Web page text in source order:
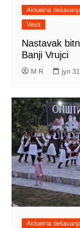
Aktuelna
Vesti
Nastavak
Banji Vrujci
M R јул
Aktuelna